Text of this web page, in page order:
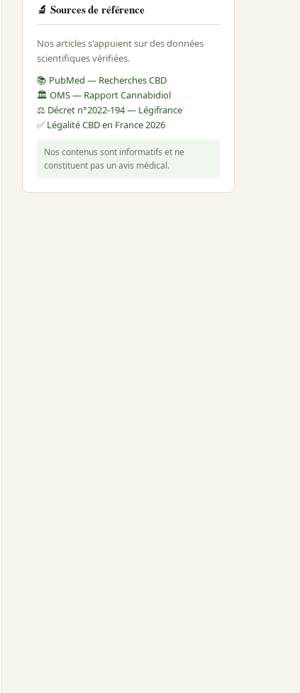
🔬 Sources de référence
Nos articles s'appuient sur des données
scientifiques vérifiées.
📚 PubMed — Recherches CBD
🏛️ OMS — Rapport Cannabidiol
⚖️ Décret n°2022-194 — Légifrance
✅ Légalité CBD en France 2026
Nos contenus sont informatifs et ne
constituent pas un avis médical.